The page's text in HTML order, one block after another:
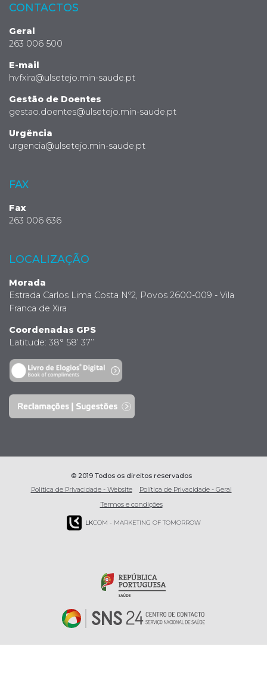
CONTACTOS
Geral
263 006 500
E-mail
hvfxira@ulsetejo.min-saude.pt
Gestão de Doentes
gestao.doentes@ulsetejo.min-saude.pt
Urgência
urgencia@ulsetejo.min-saude.pt
FAX
Fax
263 006 636
LOCALIZAÇÃO
Morada
Estrada Carlos Lima Costa Nº2, Povos 2600-009 - Vila
Franca de Xira
Coordenadas GPS
Latitude: 38° 58’ 37’’
© 2019 Todos os direitos reservados
Política de Privacidade - Website
Política de Privacidade - Geral
Termos e condições
LKCOM - MARKETING OF TOMORROW